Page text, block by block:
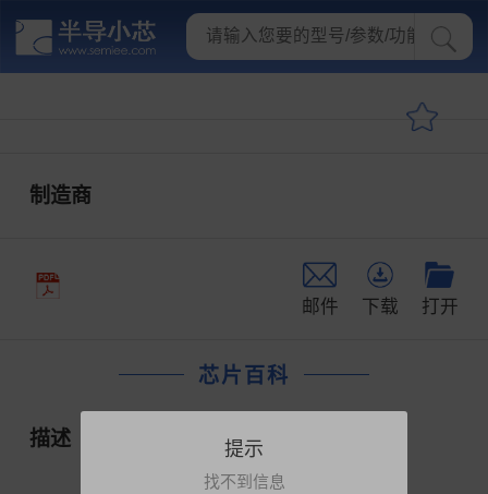
制造商
邮件 下载 打开
芯片百科
描述 提示
找不到信息